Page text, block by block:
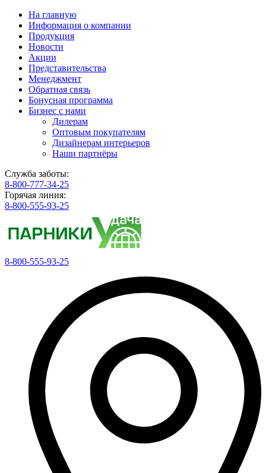
На главную
Информация о компании
Продукция
Новости
Акции
Представительства
Менеджмент
Обратная связь
Бонусная программа
Бизнес с нами
Дилерам
Оптовым покупателям
Дизайнерам интерьеров
Наши партнёры
Служба заботы:
8-800-777-34-25
Горячая линия:
8-800-555-93-25
8-800-555-93-25